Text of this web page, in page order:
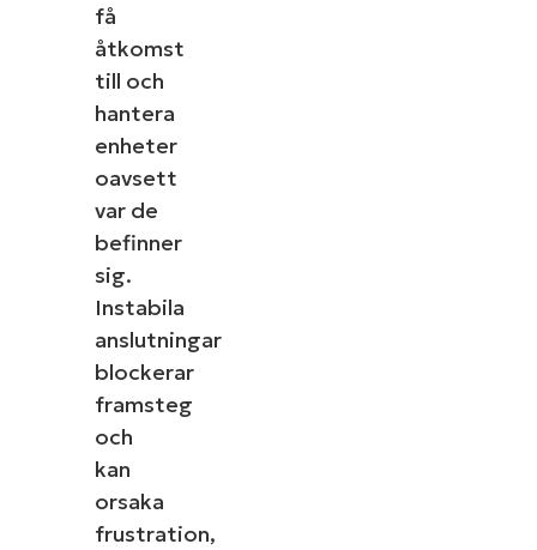
få
åtkomst
till och
hantera
enheter
oavsett
var de
befinner
sig.
Instabila
anslutningar
blockerar
framsteg
och
kan
orsaka
frustration,